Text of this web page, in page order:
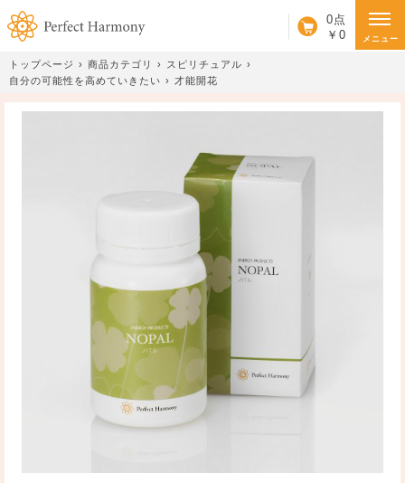
0点
￥0
カート
メニュー
トップページ 商品カテゴリ
スピリチュアル
自分の可能性を高めていきたい
才能開花